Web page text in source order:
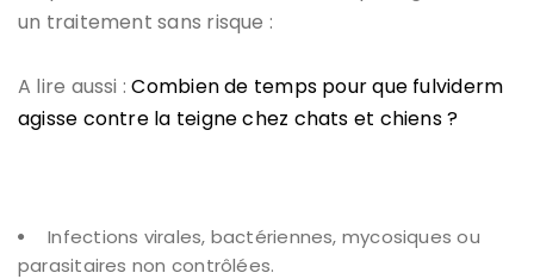
un traitement sans risque :
A lire aussi :Combien de temps pour que fulviderm
agisse contre la teigne chez chats et chiens ?
Infections virales, bactériennes, mycosiques ou
parasitaires non contrôlées.